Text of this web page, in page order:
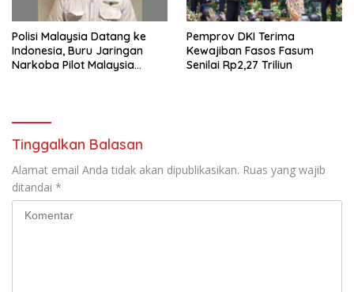
Polisi Malaysia Datang ke
Indonesia, Buru Jaringan
Narkoba Pilot Malaysia
Pemprov DKI Terima
Kewajiban Fasos Fasum
Senilai Rp2,27 Triliun
Tinggalkan Balasan
Alamat email Anda tidak akan dipublikasikan. Ruas yang wajib
ditandai *